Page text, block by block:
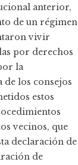
anterior,
de un régimen
vivir
por derechos
la
de los consejos
estos
vecinos, que
declaración de
de